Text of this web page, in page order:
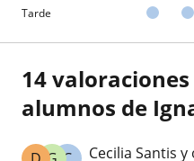
Tarde
14
alumnos de
Cecilia Santis